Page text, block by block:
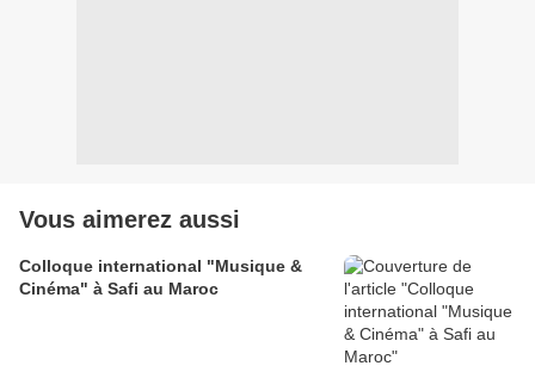
Vous aimerez aussi
Colloque international "Musique &
Cinéma" à Safi au Maroc